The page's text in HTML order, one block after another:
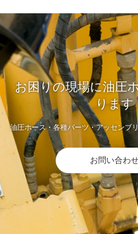
お困りの現場に油圧
ります
油圧ホース・各種パーツ・アッセンブ
お問い合わ